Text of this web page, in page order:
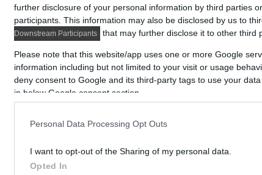
further disclosure of your personal information by third parties
participants. This information may also be disclosed by us to
Downstream Participants
that may further disclose it to other third
Please note that this website/app uses one or more Google
information including but not limited to your visit or usage
deny consent to Google and its third-party tags to use your
in below Google consent section.
Personal Data Processing Opt Outs
I want to opt-out of the Sharing of my personal data.
Opted In